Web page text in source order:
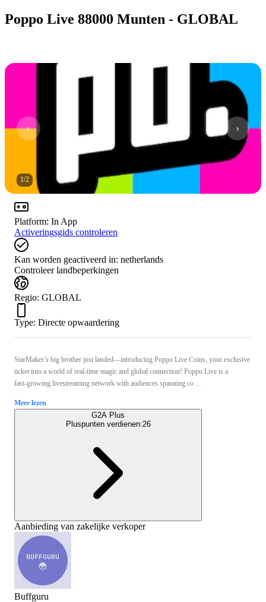
Poppo Live 88000 Munten - GLOBAL
1/2
Platform: In App
Activeringsgids controleren
Kan worden geactiveerd in: netherlands
Controleer landbeperkingen
Regio: GLOBAL
Type: Directe opwaardering
StarMaker’s big brother just landed—introducing Poppo Live Coins, your exclusive
ticket into a world of real-time magic and global connection! Poppo Live is a
fast‑growing livestreaming network with audiences spanning co ...
Meer lezen
G2A Plus
Pluspunten verdienen:26
Aanbieding van zakelijke verkoper
Buffguru